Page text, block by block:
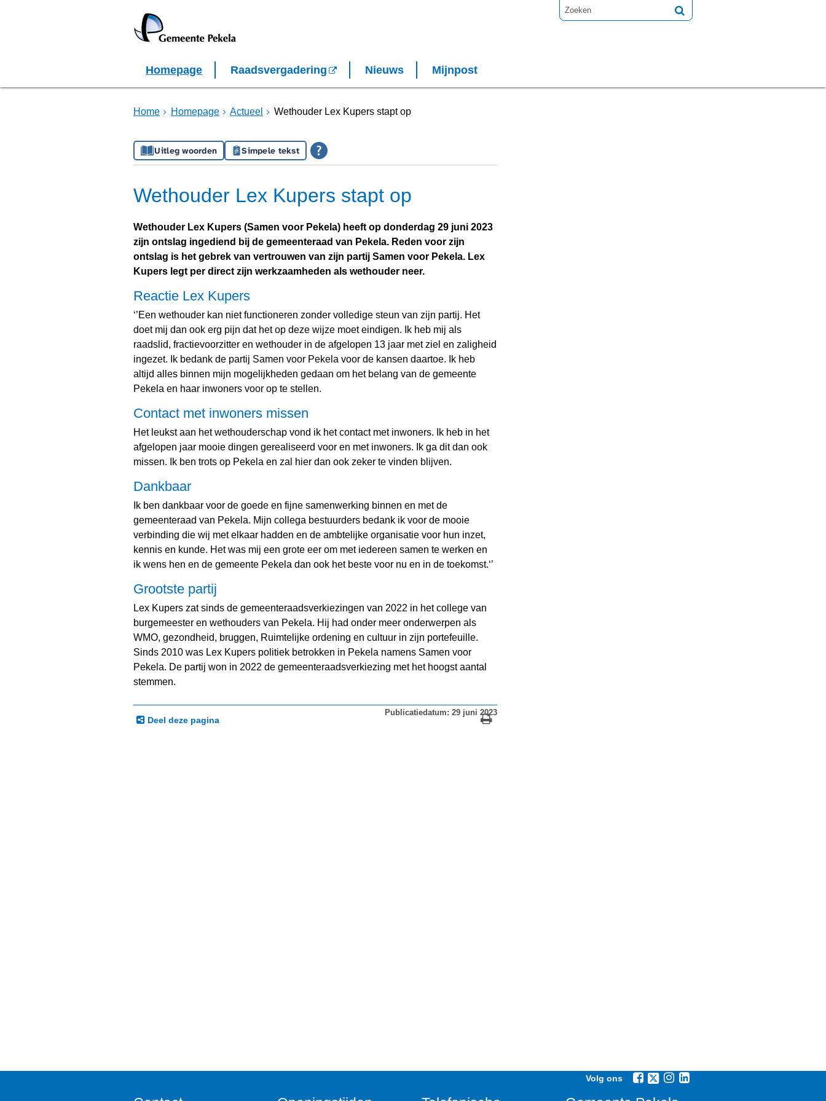
Homepage Raadsvergadering Nieuws Mijnpost
Home Homepage Actueel Wethouder Lex Kupers stapt op
Uitleg woorden Simpele tekst
Wethouder Lex Kupers stapt op
Wethouder Lex Kupers (Samen voor Pekela) heeft op donderdag 29 juni 2023
zijn ontslag ingediend bij de gemeenteraad van Pekela. Reden voor zijn
ontslag is het gebrek van vertrouwen van zijn partij Samen voor Pekela. Lex
Kupers legt per direct zijn werkzaamheden als wethouder neer.
Reactie Lex Kupers
‘’Een wethouder kan niet functioneren zonder volledige steun van zijn partij. Het
doet mij dan ook erg pijn dat het op deze wijze moet eindigen. Ik heb mij als
raadslid, fractievoorzitter en wethouder in de afgelopen 13 jaar met ziel en zaligheid
ingezet. Ik bedank de partij Samen voor Pekela voor de kansen daartoe. Ik heb
altijd alles binnen mijn mogelijkheden gedaan om het belang van de gemeente
Pekela en haar inwoners voor op te stellen.
Contact met inwoners missen
Het leukst aan het wethouderschap vond ik het contact met inwoners. Ik heb in het
afgelopen jaar mooie dingen gerealiseerd voor en met inwoners. Ik ga dit dan ook
missen. Ik ben trots op Pekela en zal hier dan ook zeker te vinden blijven.
Dankbaar
Ik ben dankbaar voor de goede en fijne samenwerking binnen en met de
gemeenteraad van Pekela. Mijn collega bestuurders bedank ik voor de mooie
verbinding die wij met elkaar hadden en de ambtelijke organisatie voor hun inzet,
kennis en kunde. Het was mij een grote eer om met iedereen samen te werken en
ik wens hen en de gemeente Pekela dan ook het beste voor nu en in de toekomst.‘’
Grootste partij
Lex Kupers zat sinds de gemeenteraadsverkiezingen van 2022 in het college van
burgemeester en wethouders van Pekela. Hij had onder meer onderwerpen als
WMO, gezondheid, bruggen, Ruimtelijke ordening en cultuur in zijn portefeuille.
Sinds 2010 was Lex Kupers politiek betrokken in Pekela namens Samen voor
Pekela. De partij won in 2022 de gemeenteraadsverkiezing met het hoogst aantal
stemmen.
Deel deze pagina
Publicatiedatum: 29 juni 2023
Volg ons